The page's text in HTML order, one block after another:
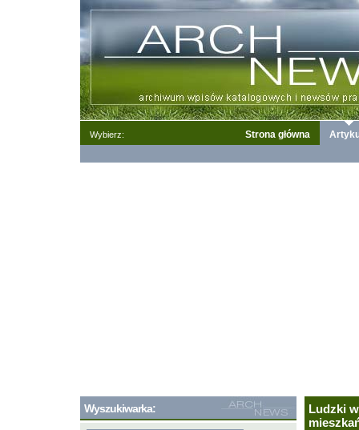
Wybierz: Strona główna
Ludzki
Wyszukiwarka: